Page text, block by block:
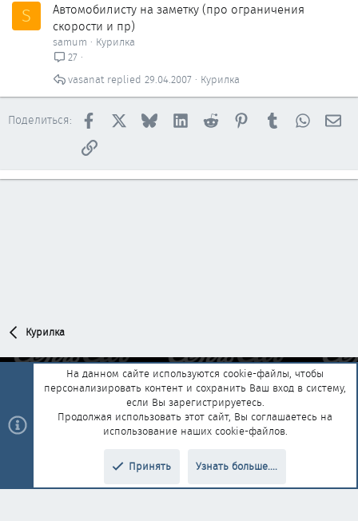
S
Автомобилисту на заметку (про ограничения
скорости и пр)
samum
Курилка
27
Курилка
29.04.2007
vasanat
Поделиться: Facebook BlueskyLinkedInReddit PinterestTumblr
Ссылка
Курилка
Обратная связь
Условия и правила
Политика конфиденциальности
Помощь Главная
R
add-ons by ThemeHouse Перевод от Jumuro®
На данном сайте используются cookie-файлы, чтобы
персонализировать контент и сохранить Ваш вход в систему,
если Вы зарегистрируетесь.
Продолжая использовать этот сайт, Вы соглашаетесь на
использование наших cookie-файлов.
Принять Узнать больше....